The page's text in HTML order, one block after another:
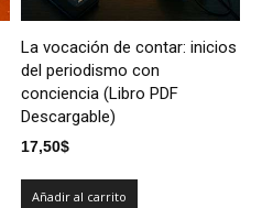
La vocación de contar: inicios
del periodismo con
conciencia (Libro PDF
Descargable)
17,50$
Añadir al carrito